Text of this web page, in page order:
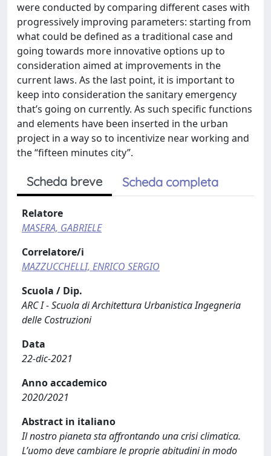
were conducted by comparing different cases with
progressively improving parameters: starting from
what could be defined as a traditional case and
going towards more innovative options up to
consideration aimed at improvements in the
current laws. As the last point, it is important to
keep into consideration the sanitary emergency
that’s going on currently. As such specific functions
and elements have been inserted in the urban
project in a way so to incentivize near working and
the “fifteen minutes city”.
Scheda breve Scheda completa
Relatore
MASERA, GABRIELE
Correlatore/i
MAZZUCCHELLI, ENRICO SERGIO
Scuola / Dip.
ARC I - Scuola di Architettura Urbanistica Ingegneria
delle Costruzioni
Data
22-dic-2021
Anno accademico
2020/2021
Abstract in italiano
Il nostro pianeta sta affrontando una crisi climatica.
L’uomo deve cambiare le proprie abitudini in modo